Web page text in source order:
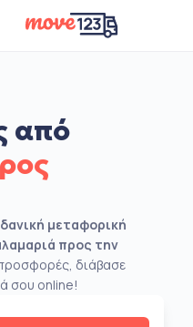
από
μεταφορική
προς την
διάβασε
σου online!